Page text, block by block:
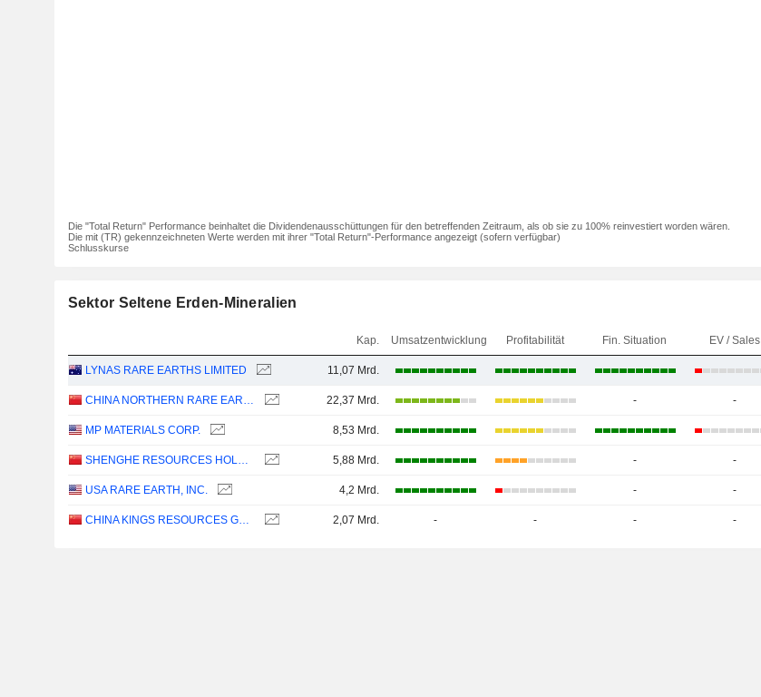
Die "Total Return" Performance beinhaltet die Dividendenausschüttungen für den betreffenden Zeitraum, als ob sie zu 100% reinvestiert worden wären.
Die mit (TR) gekennzeichneten Werte werden mit ihrer "Total Return"-Performance angezeigt (sofern verfügbar)
Schlusskurse
Sektor Seltene Erden-Mineralien
Kap. Umsatzentwicklung Profitabilität Fin. Situation EV / Sales
LYNAS RARE EARTHS LIMITED 11,07 Mrd.
CHINA NORTHERN RARE EARTH (GROUP) HIGH-TECH CO.,LTD 22,37 Mrd. - -
MP MATERIALS CORP. 8,53 Mrd.
SHENGHE RESOURCES HOLDING CO., LTD 5,88 Mrd. - -
USA RARE EARTH, INC. 4,2 Mrd. - -
CHINA KINGS RESOURCES GROUP CO.,LTD. 2,07 Mrd. - - - -